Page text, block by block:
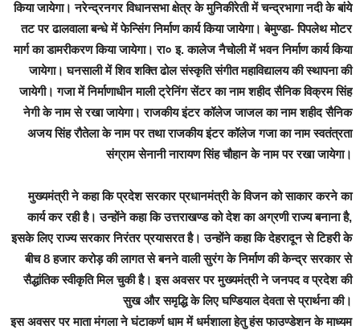
किया जायेगा। नरेन्द्रनगर विधानसभा क्षेत्र के मुनिकीरेती में चन्द्रभागा नदी के बांये
तट पर ढालवाला बन्धे में फेन्सिंग निर्माण कार्य किया जायेगा। बेमुण्डा- पिपलेथ मोटर
मार्ग का डामरीकरण किया जायेगा। रा० इ. कालेज नैचोली में भवन निर्माण कार्य किया
जायेगा। घनसाली में शिव शक्ति ढोल संस्कृति संगीत महाविद्यालय की स्थापना की
जायेगी। गजा में निर्माणाधीन माली ट्रेनिंग सेंटर का नाम शहीद सैनिक विक्रम सिंह
नेगी के नाम से रखा जायेगा। राजकीय इंटर कॉलेज जाजल का नाम शहीद सैनिक
अजय सिंह रौतेला के नाम पर तथा राजकीय इंटर कॉलेज गजा का नाम स्वतंत्रता
संग्राम सेनानी नारायण सिंह चौहान के नाम पर रखा जायेगा।
मुख्यमंत्री ने कहा कि प्रदेश सरकार प्रधानमंत्री के विजन को साकार करने का
कार्य कर रही है। उन्होंने कहा कि उत्तराखण्ड को देश का अग्रणी राज्य बनाना है,
इसके लिए राज्य सरकार निरंतर प्रयासरत है। उन्होंने कहा कि देहरादून से टिहरी के
बीच 8 हजार करोड़ की लागत से बनने वाली सुरंग के निर्माण की केन्द्र सरकार से
सैद्धांतिक स्वीकृति मिल चुकी है। इस अवसर पर मुख्यमंत्री ने जनपद व प्रदेश की
सुख और समृद्धि के लिए घण्डियाल देवता से प्रार्थना की।
इस अवसर पर माता मंगला ने घंटाकर्ण धाम में धर्मशाला हेतु हंस फाउण्डेशन के माध्यम